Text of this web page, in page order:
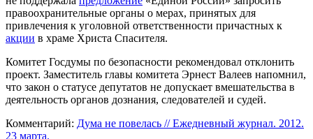
правоохранительные органы о мерах, принятых для
привлечения к уголовной ответственности причастных к
акции в храме Христа Спасителя.
Комитет Госдумы по безопасности рекомендовал отклонить
проект. Заместитель главы комитета Эрнест Валеев напомнил,
что закон о статусе депутатов не допускает вмешательства в
деятельность органов дознания, следователей и судей.
Комментарий: Дума не повелась // Ежедневный журнал. 2012.
23 марта.